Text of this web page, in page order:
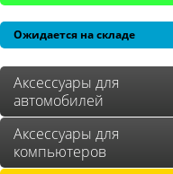
Ожидается на складе
Аксессуары для
автомобилей
Аксессуары для
компьютеров